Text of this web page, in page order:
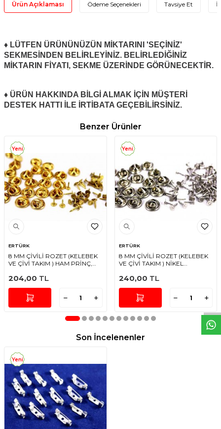
W
h
t
s
a
p
p
D
e
s
e
H
a
t
t
Ürün Açıklaması Ödeme Seçenekleri Tavsiye Et
♦ LÜTFEN ÜRÜNÜNÜZÜN MİKTARINI 'SEÇİNİZ'
SEKMESİNDEN BELİRLEYİNİZ. BELİRLEDİĞİNİZ
MİKTARIN FİYATI, SEKME ÜZERİNDE GÖRÜNECEKTİR.
♦ ÜRÜN HAKKINDA BİLGİ ALMAK İÇİN MÜŞTERİ
DESTEK HATTI İLE İRTİBATA GEÇEBİLİRSİNİZ.
Benzer Ürünler
Yeni
ERTÜRK
8 MM ÇİVİLİ ROZET (KELEBEK
VE ÇİVİ TAKIM ) HAM PRİNÇ,
204,00 TL
Yeni
ERTÜRK
8 MM ÇİVİLİ ROZET (KELEBEK
VE ÇİVİ TAKIM ) NİKEL
240,00 TL
Son İncelenenler
Yeni